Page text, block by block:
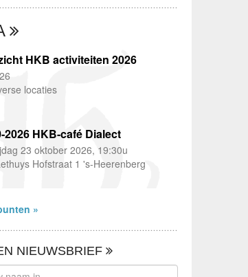
HKB activiteiten 2026
locaties
2026 HKB-café Dialect
23 oktober 2026, 19:30u
Hofstraat 1 's-Heerenberg
»
NIEUWSBRIEF